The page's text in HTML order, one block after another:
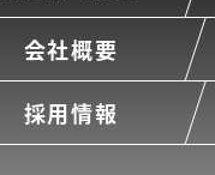
会社概要
採用情報